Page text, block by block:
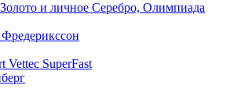
и личное Серебро, Олимпиада
Vettec SuperFast